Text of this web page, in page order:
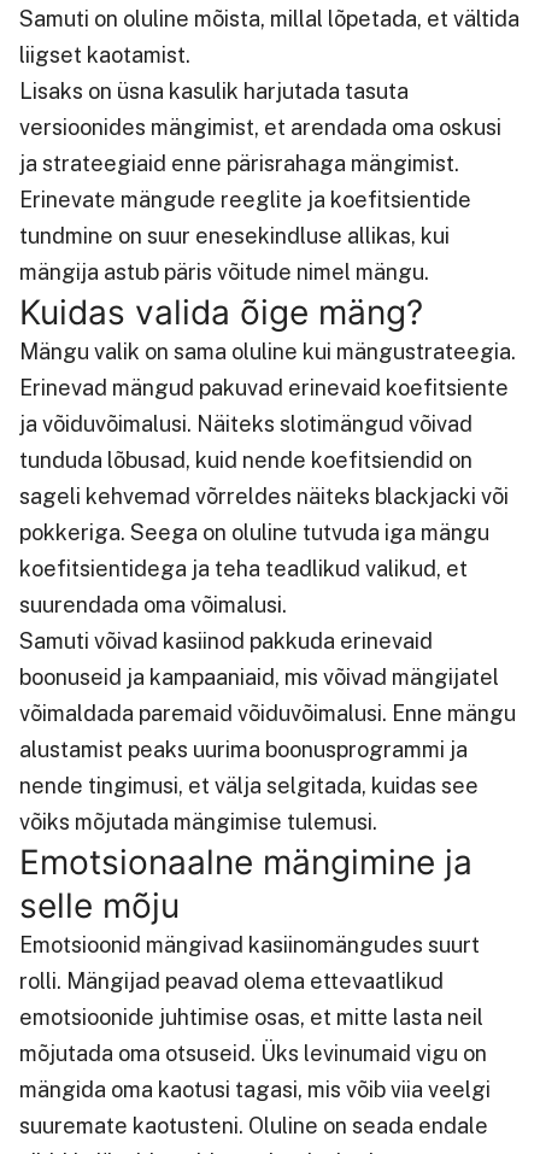
Samuti on oluline mõista, millal lõpetada, et vältida
liigset kaotamist.
Lisaks on üsna kasulik harjutada tasuta
versioonides mängimist, et arendada oma oskusi
ja strateegiaid enne pärisrahaga mängimist.
Erinevate mängude reeglite ja koefitsientide
tundmine on suur enesekindluse allikas, kui
mängija astub päris võitude nimel mängu.
Kuidas valida õige mäng?
Mängu valik on sama oluline kui mängustrateegia.
Erinevad mängud pakuvad erinevaid koefitsiente
ja võiduvõimalusi. Näiteks slotimängud võivad
tunduda lõbusad, kuid nende koefitsiendid on
sageli kehvemad võrreldes näiteks blackjacki või
pokkeriga. Seega on oluline tutvuda iga mängu
koefitsientidega ja teha teadlikud valikud, et
suurendada oma võimalusi.
Samuti võivad kasiinod pakkuda erinevaid
boonuseid ja kampaaniaid, mis võivad mängijatel
võimaldada paremaid võiduvõimalusi. Enne mängu
alustamist peaks uurima boonusprogrammi ja
nende tingimusi, et välja selgitada, kuidas see
võiks mõjutada mängimise tulemusi.
Emotsionaalne mängimine ja
selle mõju
Emotsioonid mängivad kasiinomängudes suurt
rolli. Mängijad peavad olema ettevaatlikud
emotsioonide juhtimise osas, et mitte lasta neil
mõjutada oma otsuseid. Üks levinumaid vigu on
mängida oma kaotusi tagasi, mis võib viia veelgi
suuremate kaotusteni. Oluline on seada endale